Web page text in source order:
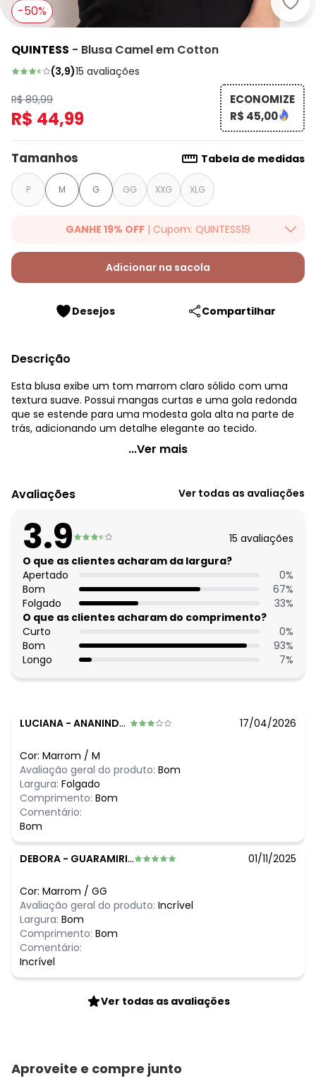
-50%
QUINTESS - Blusa Camel em Cotton
(3,9)15 avaliações
R$ 89,99
R$ 44,99
ECONOMIZE
R$ 45,00
Tamanhos Tabela de medidas
P M G GG XXG XLG
GANHE 19% OFF | Cupom: QUINTESS19
Ganhe 19% OFF Extra em qualquer valor, usando o cupom:
QUINTESS19. Válido para toda loja Quintess, até 07/08/2026.
Adicionar na sacola
Desejos Compartilhar
Descrição
Esta blusa exibe um tom marrom claro sólido com uma
textura suave. Possui mangas curtas e uma gola redonda
que se estende para uma modesta gola alta na parte de
trás, adicionando um detalhe elegante ao tecido.
Quintess - Blusa Camel em Cotton
Tecido: Malha cotton 210g 96% algodão, 4% elastano meia
malha
Histórico de preços
O preço apresentado abaixo é o menor oferecido em
algum dia do mês, para o menor tamanho disponível.
agosto/2026
N/D*
julho/2026 N/D*
junho/2026
maio/2026 N/D*
abril/2026 R$ 49,99
março/2026 R$ 79,99
fevereiro/2026 N/D*
...Ver mais
Avaliações Ver todas as avaliações
3.9 15 avaliações
O que as clientes acharam da largura?
Apertado
0%
Bom
67%
Folgado
33%
O que as clientes acharam do comprimento?
Curto
0%
Bom
93%
Longo
7%
LUCIANA - ANANINDEUA - PA 17/04/2026
Cor: Marrom / M
Avaliação geral do produto: Bom
Largura: Folgado
Comprimento: Bom
Comentário:
Bom
DEBORA - GUARAMIRIM - SC 01/11/2025
Cor: Marrom / GG
Avaliação geral do produto: Incrível
Largura: Bom
Comprimento: Bom
Comentário:
Incrível
Ver todas as avaliações
Aproveite e compre junto